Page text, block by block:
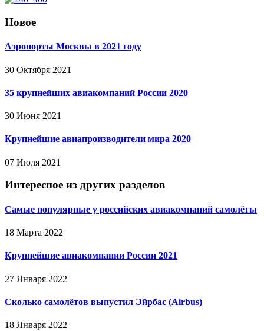
Новое
Аэропорты Москвы в 2021 году
30 Октября 2021
35 крупнейших авиакомпаний России 2020
30 Июня 2021
Крупнейшие авиапроизводители мира 2020
07 Июля 2021
Интересное из других разделов
Самые популярные у российских авиакомпаний самолёты
18 Марта 2022
Крупнейшие авиакомпании России 2021
27 Января 2022
Сколько самолётов выпустил Эйрбас (Airbus)
18 Января 2022